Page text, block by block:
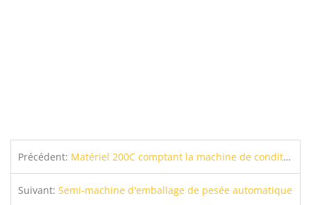
Précédent: Matériel 200C comptant la machine de conditionnement
Suivant: Semi-machine d'emballage de pesée automatique